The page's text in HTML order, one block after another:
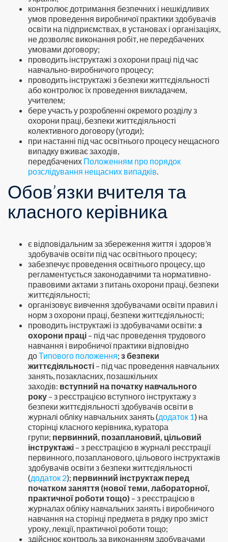
контролює дотримання безпечних і нешкідливих
умов проведення виробничої практики здобувачів
освіти на підприємствах, в установах і організаціях,
не дозволяє виконання робіт, не передбачених
умовами договору;
проводить інструктажі з охорони праці під час
навчально-виробничого процесу;
проводить інструктажі з безпеки життєдіяльності
або контролює їх проведення викладачем,
учителем;
бере участь у розробленні окремого розділу з
охорони праці, безпеки життєдіяльності
колективного договору (угоди);
при настанні під час освітнього процесу нещасного
випадку вживає заходів,
передбачених Положенням про порядок
розслідування нещасних випадків.
Обов’язки вчителя та
класного керівника
є відповідальним за збереження життя і здоров’я
здобувачів освіти під час освітнього процесу;
забезпечує проведення освітнього процесу, що
регламентується законодавчими та нормативно-
правовими актами з питань охорони праці, безпеки
життєдіяльності;
організовує вивчення здобувачами освіти правил і
норм з охорони праці, безпеки життєдіяльності;
проводить інструктажі із здобувачами освіти: з
охорони праці – під час проведення трудового
навчання і виробничої практики відповідно
доТипового положення; з безпеки
життєдіяльності – під час проведення навчальних
занять, позакласних, позашкільних
заходів: вступний на початку навчального
року – з реєстрацією вступного інструктажу з
безпеки життєдіяльності здобувачів освіти в
журналі обліку навчальних занять (додаток 1) на
сторінці класного керівника, куратора
групи; первинний, позаплановий, цільовий
інструктажі – з реєстрацією в журналі реєстрації
первинного, позапланового, цільового інструктажів
здобувачів освіти з безпеки життєдіяльності
(додаток 2); первинний інструктаж перед
початком заняття (нової теми, лабораторної,
практичної роботи тощо) – з реєстрацією в
журналах обліку навчальних занять і виробничого
навчання на сторінці предмета в рядку про зміст
уроку, лекції, практичної роботи тощо;
здійснює контроль за виконанням здобувачами